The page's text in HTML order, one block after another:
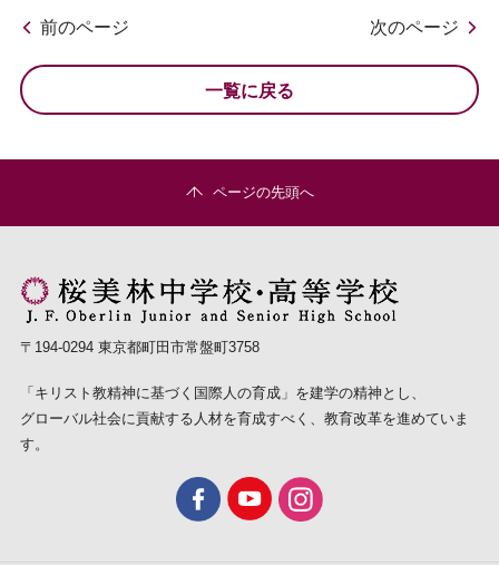
前のページ
一覧に戻る
次のページ
ページの先頭へ
〒194-0294 東京都町田市常盤町3758
「キリスト教精神に基づく国際人の育成」を建学の精神とし、
グローバル社会に貢献する人材を育成すべく、教育改革を進めていま
す。